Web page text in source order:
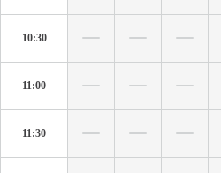
10:30
11:00
11:30